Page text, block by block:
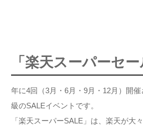
「楽天スーパーセ
年に4回（3月・6月・9月・12月）開
級のSALEイベントです。
「楽天スーパーSALE」は、楽天が大